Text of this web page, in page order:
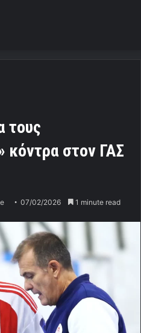
τους
κόντρα στον ΓΑΣ
07/02/2026 1 minute read